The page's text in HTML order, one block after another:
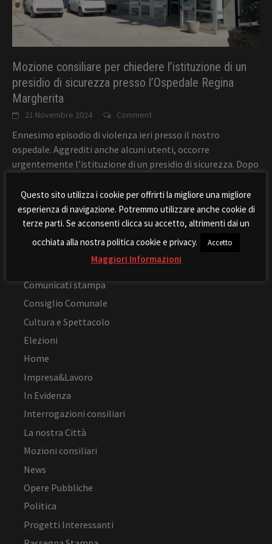
Mozione consiliare per chiedere l’istituzione di un
presidio di sicurezza presso l’Ospedale Regina
Margherita
21 Novembre 2024 Comment
Ennesimo episodio di violenza ieri presso il nostro
ospedale. Aggrediti anche alcuni utenti, occorre
urgentemente l’istituzione di un presidio di sicurezza. Dopo
Comunicati stampa
Consiglio Comunale
Cultura e Spettacolo
Elezioni
Home
Impresa&Lavoro
In Evidenza
Interrogazioni consiliari
La nostra Città
Mozioni consiliari
News
Opere Pubbliche
Politica
Progetti Interessanti
Questo sito utilizza i cookie per offrirti la migliore una migliore
esperienza di navigazione. Potremmo utilizzare anche cookie di
terze parti. Se acconsenti clicca su accetto, altrimenti dai un
occhiata alla nostra politica cookie e privacy.
Accetto
Maggiori Informazioni